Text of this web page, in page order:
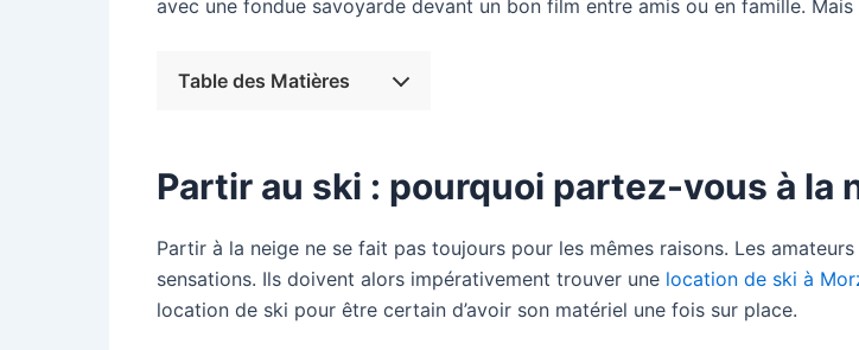
avec une fondue savoyarde devant un bon film entre amis ou en famille.
Table des Matières
Partir au ski : pourquoi partez-vous à la
Partir à la neige ne se fait pas toujours pour les mêmes raisons. Les
sensations. Ils doivent alors impérativement trouver une location de ski à
location de ski pour être certain d’avoir son matériel une fois sur place.